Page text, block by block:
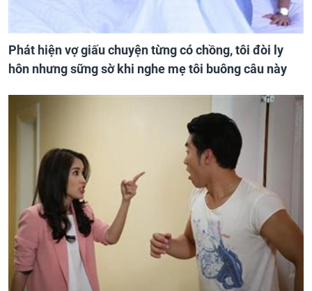
Phát hiện vợ giấu chuyện từng có chồng, tôi đòi ly
hôn nhưng sững sờ khi nghe mẹ tôi buông câu này